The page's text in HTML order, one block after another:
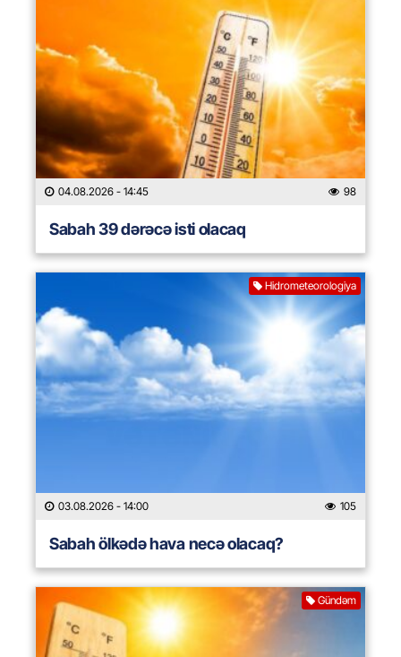
04.08.2026 - 14:45 98
Sabah 39 dərəcə isti olacaq
Hidrometeorologiya
03.08.2026 - 14:00 105
Sabah ölkədə hava necə olacaq?
Gündəm